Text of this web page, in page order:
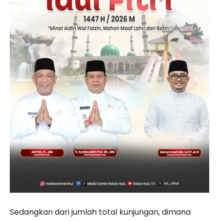
Sedangkan dari jumlah total kunjungan, dimana